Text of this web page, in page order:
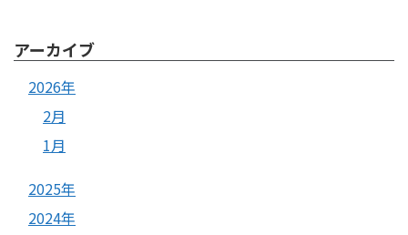
アーカイブ
2026年
2月
1月
2025年
2024年